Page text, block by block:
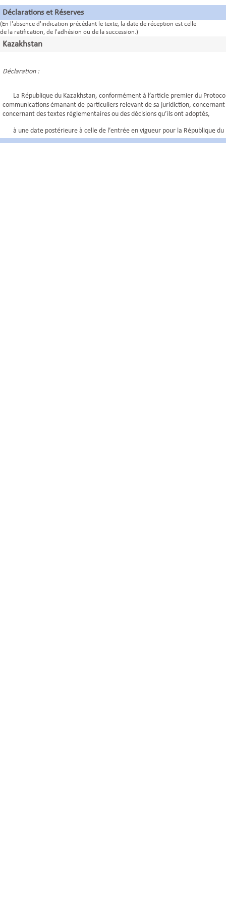
Déclarations et Réserves
(En l'absence d'indication précédant le texte, la date de réception est celle
de la ratification, de l'adhésion ou de la succession.)
Kazakhstan
Déclaration :
La République du Kazakhstan, conformément à l’article premier du
communications émanant de particuliers relevant de sa juridiction, concernant
concernant des textes réglementaires ou des décisions qu’ils ont adoptés,
à une date postérieure à celle de l’entrée en vigueur pour la République